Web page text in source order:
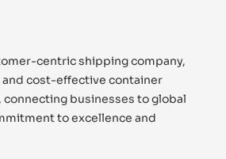
centric shipping company,
cost-effective container
businesses to global
to excellence and